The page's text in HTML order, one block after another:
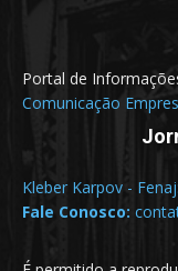
Portal de
Comunicação
Kleber Karpov -
Fale Conosco: